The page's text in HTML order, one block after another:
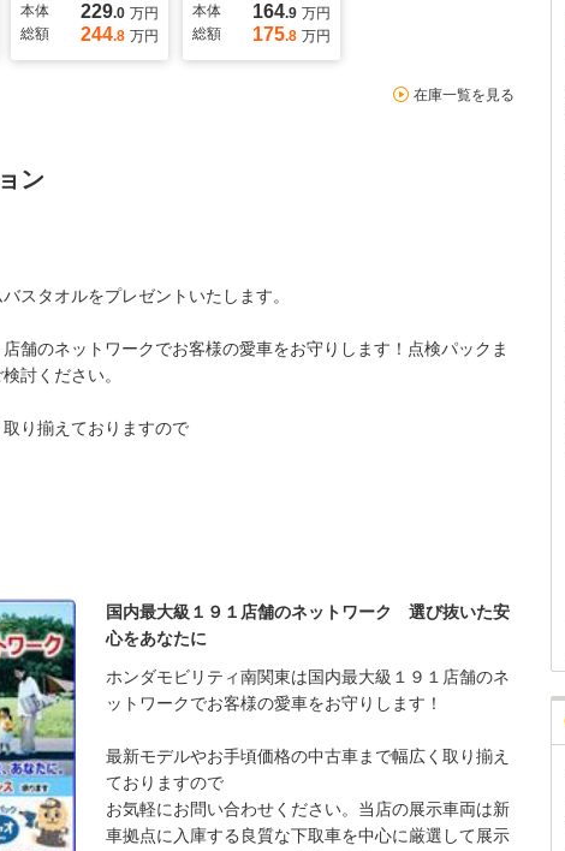
本体 229.0 万円
総額
244.8 万円
本体 164.9 万円
総額
175.8 万円
在庫一覧を見る
ン
スタオルをプレゼントいたします。
舗のネットワークでお客様の愛車をお守りします！点検パックま
討ください。
り揃えておりますので
国内最大級１９１店舗のネットワーク 選び抜いた安
心をあなたに
ホンダモビリティ南関東は国内最大級１９１店舗のネ
ットワークでお客様の愛車をお守りします！
最新モデルやお手頃価格の中古車まで幅広く取り揃え
ておりますので
お気軽にお問い合わせください。当店の展示車両は新
車拠点に入庫する良質な下取車を中心に厳選して展示